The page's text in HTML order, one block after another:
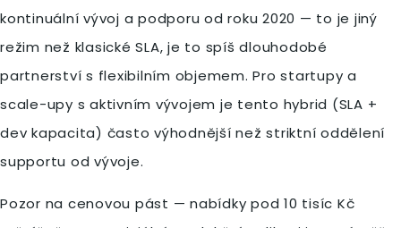
kontinuální vývoj a podporu od roku 2020 — to je jiný
režim než klasické SLA, je to spíš dlouhodobé
partnerství s flexibilním objemem. Pro startupy a
scale-upy s aktivním vývojem je tento hybrid (SLA +
dev kapacita) často výhodnější než striktní oddělení
supportu od vývoje.
Pozor na cenovou pást — nabídky pod 10 tisíc Kč